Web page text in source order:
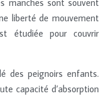
manches sont souvent
liberté de mouvement
étudiée pour couvrir
des peignoirs enfants.
capacité d’absorption